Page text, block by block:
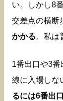
い。しかし8
交差点の横断
かかる。私は
1番出口や3
線に入場しな
るには6番出